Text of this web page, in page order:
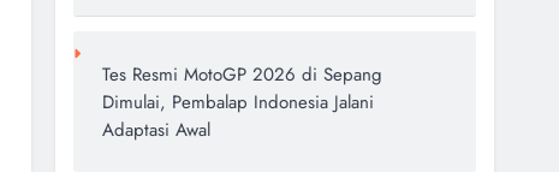
Tes Resmi MotoGP 2026 di Sepang
Dimulai, Pembalap Indonesia Jalani
Adaptasi Awal